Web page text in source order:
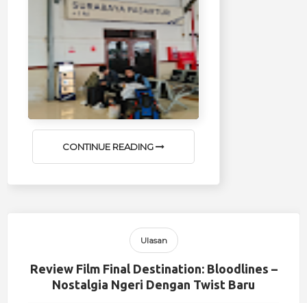
CONTINUE READING
Ulasan
Review Film Final Destination: Bloodlines –
Nostalgia Ngeri Dengan Twist Baru